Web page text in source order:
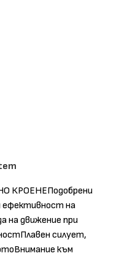
КРОЕНЕПодобрени
ефективност на
на движение при
силует,
към